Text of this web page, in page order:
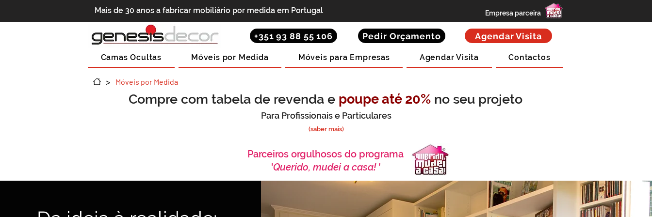
Mais de 30 anos a fabricar mobiliário por medida em Portugal Empresa parceira
+351 93 88 55 106 Pedir Orçamento Agendar Visita
Camas Ocultas Móveis por Medida Móveis para Empresas Agendar Visita Contactos
> Móveis por Medida
Compre com tabela de revenda e poupe até 20% no seu projeto
Para Profissionais e Particulares
(saber mais)
Parceiros orgulhosos do programa
'Querido, mudei a casa! '